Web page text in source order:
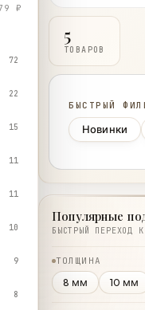
5
ТОВАРОВ
БЫСТРЫЙ
Новинки
₽
72
22
15
11
11
10
9
8
Популярные
БЫСТРЫЙ ПЕРЕХОД
ТОЛЩИНА
8 мм 10 мм